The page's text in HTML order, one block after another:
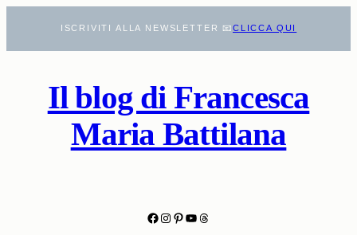
contenuto
ISCRIVITI ALLA NEWSLETTER 📧CLICCA QUI
Il blog di Francesca
Maria Battilana
Facebook
Instagram
Pinterest
YouTube
Threads